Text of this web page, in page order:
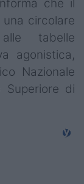
che il
circolare
tabelle
agonistica,
Nazionale
Superiore di